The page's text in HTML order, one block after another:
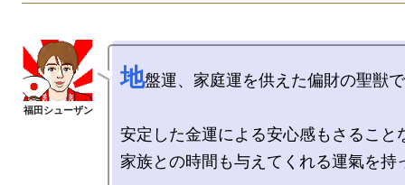
地盤運、家庭運を供えた偏財の聖獣
安定した金運による安心感もさること
家族との時間も与えてくれる運氣を持